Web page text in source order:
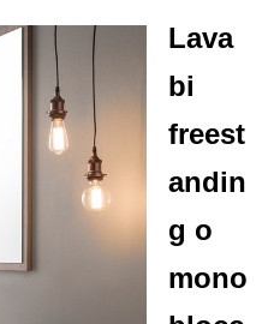
Lava
bi
freest
andin
g o
mono